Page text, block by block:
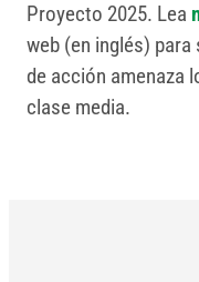
Proyecto 2025. Lea
web (en inglés)
de acción amenaza
clase media.